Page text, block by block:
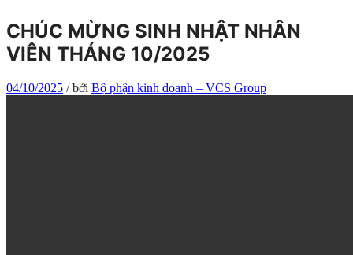
CHÚC MỪNG SINH NHẬT NHÂN
VIÊN THÁNG 10/2025
04/10/2025 /bởi Bộ phận kinh doanh – VCS Group